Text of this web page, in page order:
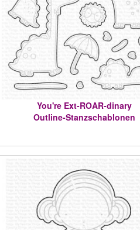
You're Ext-ROAR-dinary
Outline-Stanzschablonen